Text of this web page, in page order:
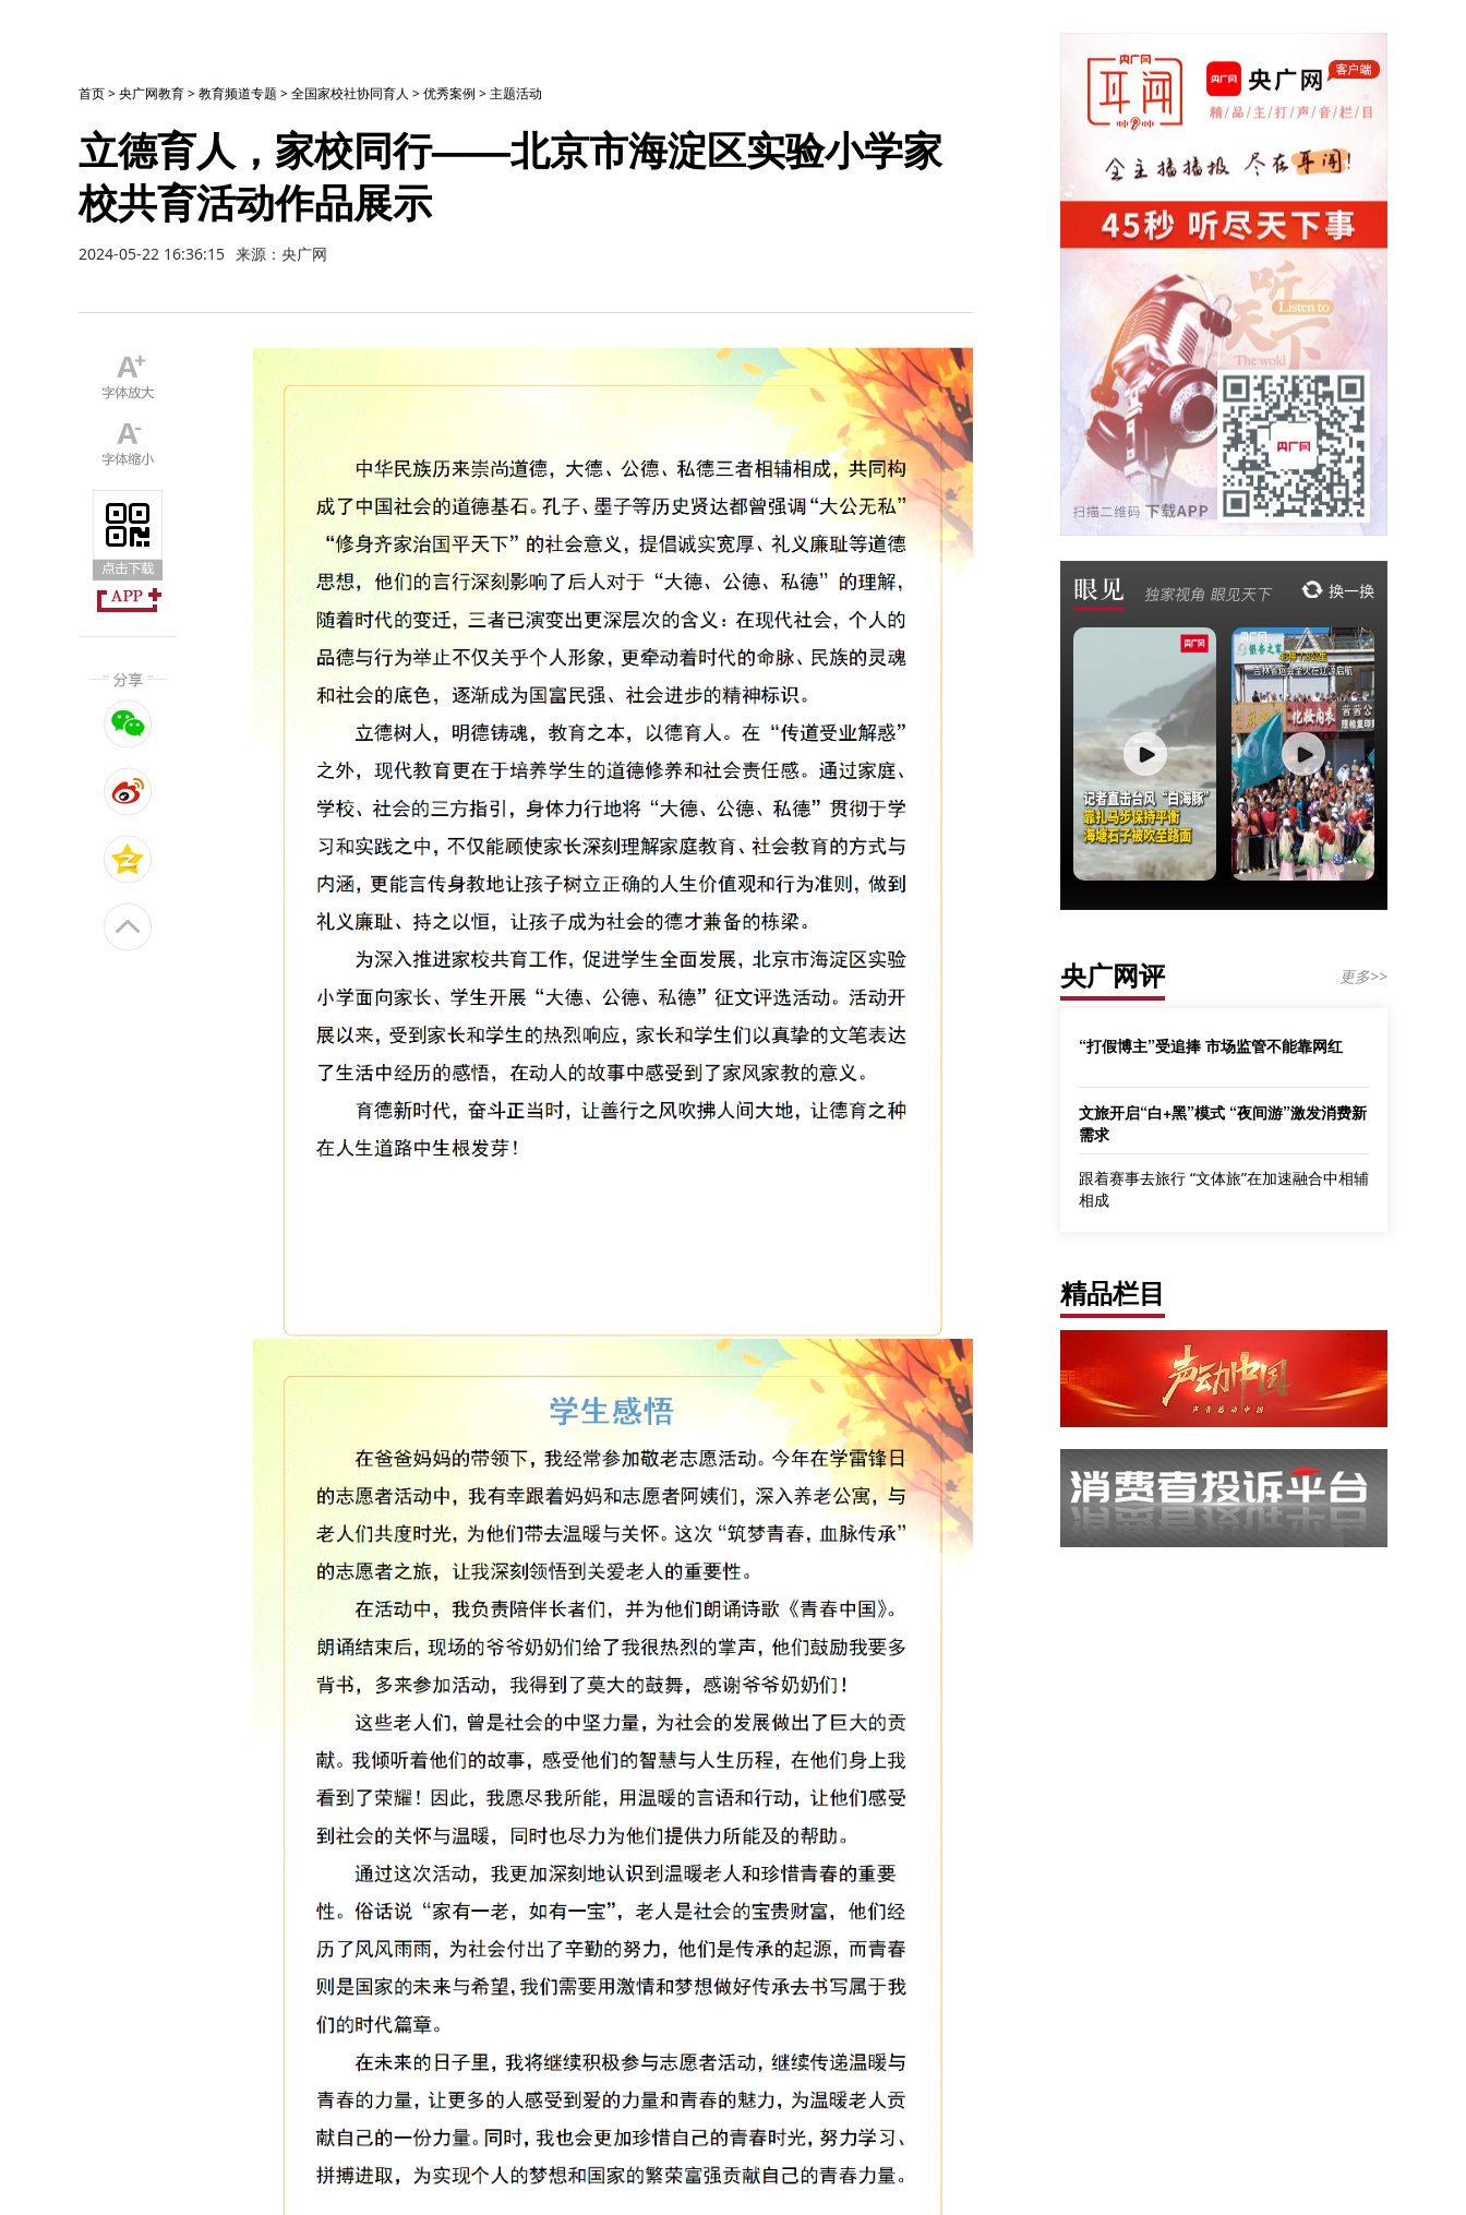
首页>央广网教育>教育频道专题 >全国家校社协同育人 >优秀案例 > 主题活动
立德育人，家校同行——北京市海淀区实验小学家
校共育活动作品展示
2024-05-22 16:36:15 来源：央广网
央广网评 更多>>
“打假博主”受追捧 市场监管不能靠网红
文旅开启“白+黑”模式 “夜间游”激发消费新
需求
跟着赛事去旅行 “文体旅”在加速融合中相辅
相成
精品栏目